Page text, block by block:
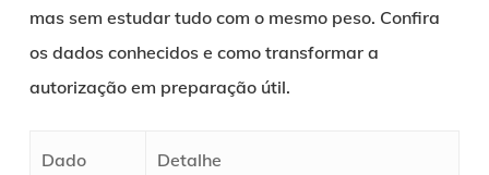
mas sem estudar tudo com o mesmo peso. Confira
os dados conhecidos e como transformar a
autorização em preparação útil.
Dado Detalhe